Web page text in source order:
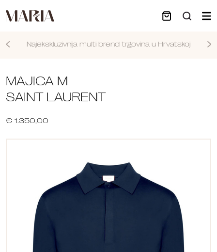
Najekskluzivnija multi brend trgovina u Hrvatskoj
MAJICA M
SAINT LAURENT
€ 1.350,00